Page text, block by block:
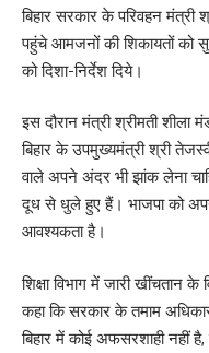
बिहार सरकार के परिवहन
पहुंचे आमजनों की शिकायतों को
को दिशा-निर्देश दिये।
इस दौरान मंत्री श्रीमती शीला
बिहार के उपमुख्यमंत्री श्री
वाले अपने अंदर भी झांक लेना
दूध से धुले हुए हैं। भाजपा को
आवश्यकता है।
शिक्षा विभाग में जारी खींचतान के
कहा कि सरकार के तमाम
बिहार में कोई अफसरशाही नहीं